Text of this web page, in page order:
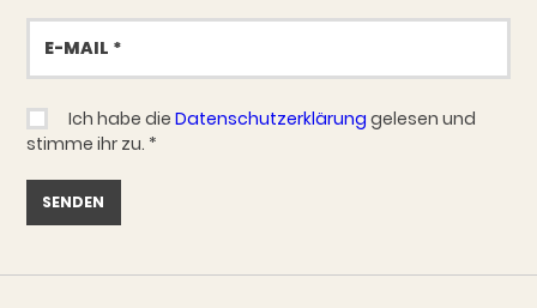
E-
Mail
Ich habe dieDatenschutzerklärung gelesen und
stimme ihr zu. *